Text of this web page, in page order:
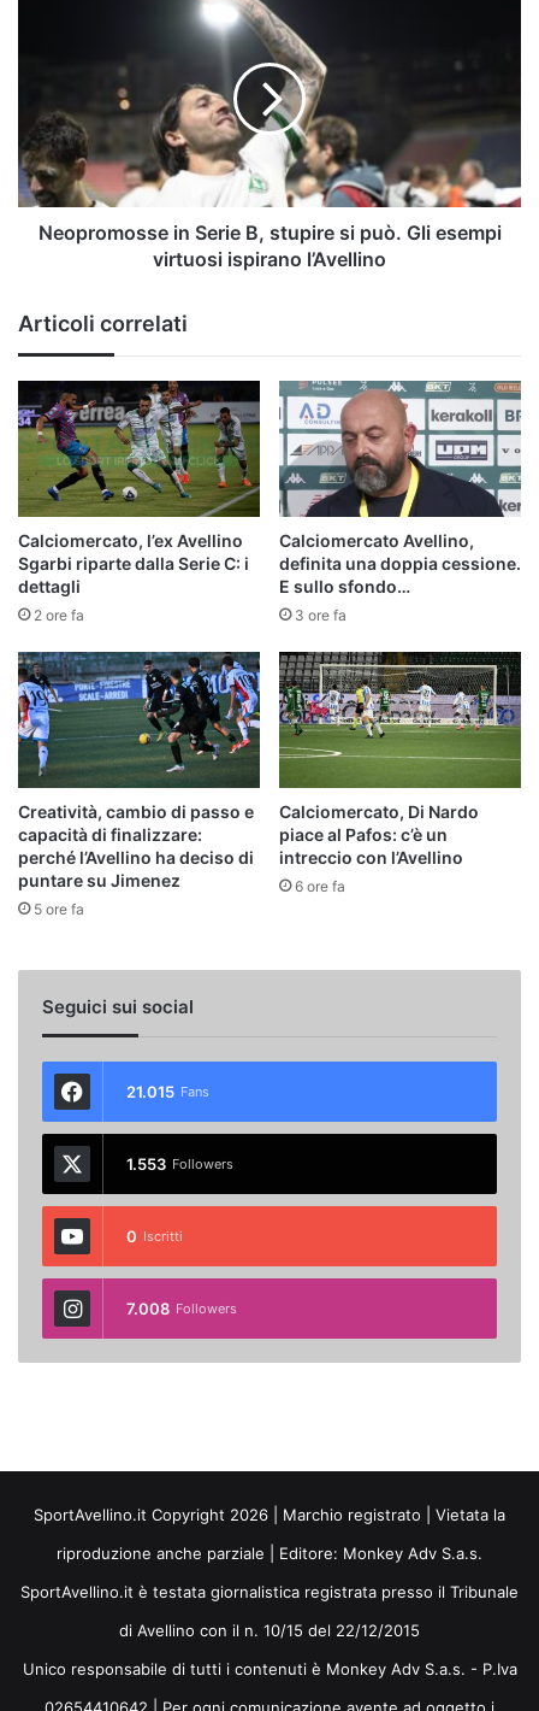
può.
Gli
esempi
virtuosi
Neopromosse in Serie B, stupire si può. Gli esempi
virtuosi ispirano l’Avellino
Articoli correlati
Calciomercato, l’ex Avellino
Sgarbi riparte dalla Serie C: i
dettagli
2 ore fa
Calciomercato Avellino,
definita una doppia cessione.
E sullo sfondo…
3 ore fa
Creatività, cambio di passo e
capacità di finalizzare:
perché l’Avellino ha deciso di
puntare su Jimenez
5 ore fa
Calciomercato, Di Nardo
piace al Pafos: c’è un
intreccio con l’Avellino
6 ore fa
Seguici sui social
21.015 Fans
1.553 Followers
0 Iscritti
7.008 Followers
SportAvellino.it Copyright 2026 | Marchio registrato | Vietata la
riproduzione anche parziale | Editore: Monkey Adv S.a.s.
SportAvellino.it è testata giornalistica registrata presso il Tribunale
di Avellino con il n. 10/15 del 22/12/2015
Unico responsabile di tutti i contenuti è Monkey Adv S.a.s. - P.Iva